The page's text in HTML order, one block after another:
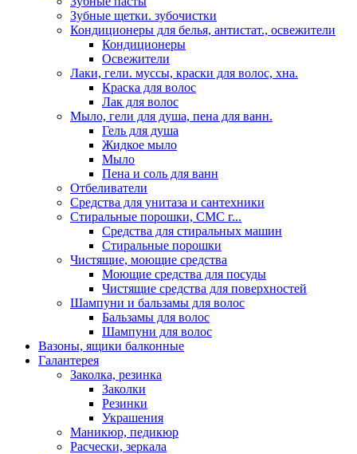
Зубные щетки. зубочистки
Кондиционеры для белья, антистат., освежители
Кондиционеры
Освежители
Лаки, гели. муссы, краски для волос, хна.
Краска для волос
Лак для волос
Мыло, гели для душа, пена для ванн.
Гель для душа
Жидкое мыло
Мыло
Пена и соль для ванн
Отбеливатели
Средства для унитаза и сантехники
Стиральные порошки, СМС г...
Средства для стиральных машин
Стиральные порошки
Чистящие, моющие средства
Моющие средства для посуды
Чистящие средства для поверхностей
Шампуни и бальзамы для волос
Бальзамы для волос
Шампуни для волос
Вазоны, ящики балконные
Галантерея
Заколка, резинка
Заколки
Резинки
Украшения
Маникюр, педикюр
Расчески, зеркала